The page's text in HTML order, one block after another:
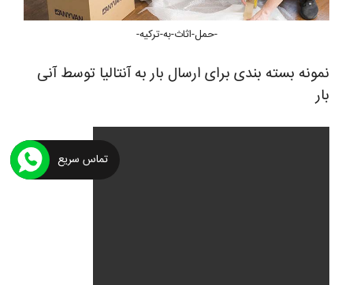
-حمل-اثاث-به-ترکیه-
نمونه بسته بندی برای ارسال بار به آنتالیا توسط آنی
بار
تماس سریع